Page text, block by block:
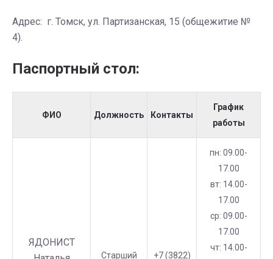
Адрес: г. Томск, ул. Партизанская, 15 (общежитие №
4).
Паспортный стол:
ФИО Должность Контакты
График
работы
ЯДОНИСТ
Старший
+7 (3822)
пн: 09.00-
17.00
вт: 14.00-
17.00
ср: 09.00-
17.00
чт: 14.00-